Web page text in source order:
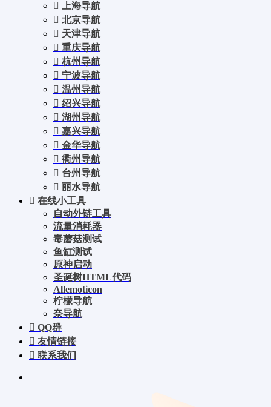
上海导航
北京导航
天津导航
重庆导航
杭州导航
宁波导航
温州导航
绍兴导航
湖州导航
嘉兴导航
金华导航
衢州导航
台州导航
丽水导航
在线小工具
自动外链工具
流量消耗器
毒蘑菇测试
鱼缸测试
原神启动
圣诞树HTML代码
Allemoticon
柠檬导航
奈导航
QQ群
友情链接
联系我们